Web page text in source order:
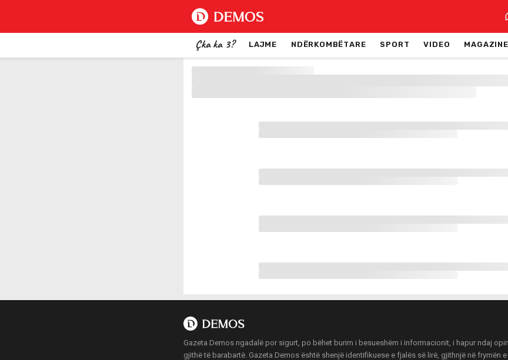
Çka ka 3? LAJME NDËRKOMBËTARE SPORT VIDEO MAGAZINE
Gazeta Demos ngadalë por sigurt, po bëhet burim i besueshëm i informacionit, i hapur ndaj
gjithë të barabartë. Gazeta Demos është shenjë identifikuese e fjalës së lirë, gjithnjë në frymën